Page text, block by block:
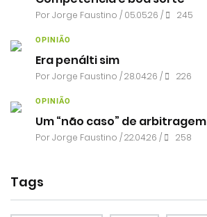
PorJorge Faustino / 05.05.26 / 245
OPINIÃO
Era penálti sim
PorJorge Faustino / 28.04.26 / 226
OPINIÃO
Um “não caso” de arbitragem
PorJorge Faustino / 22.04.26 / 258
Tags